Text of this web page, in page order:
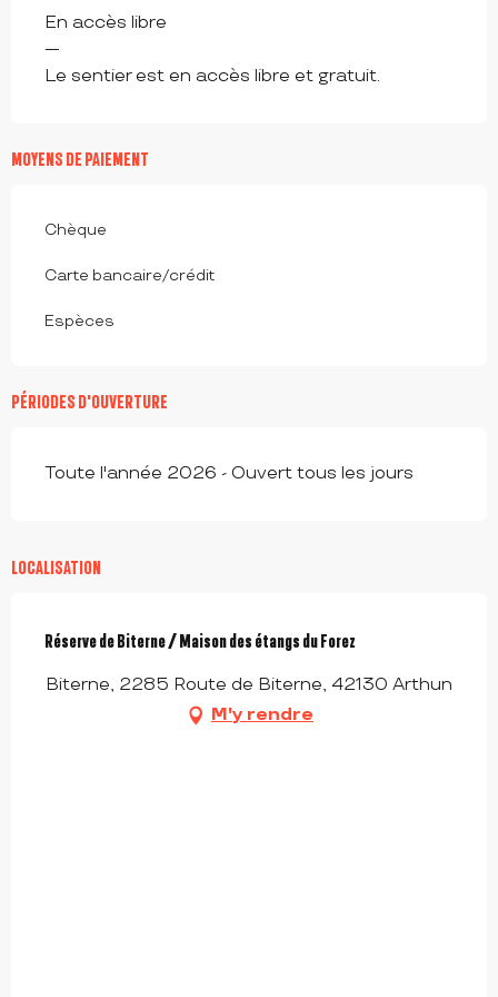
En accès libre
—
Le sentier est en accès libre et gratuit.
MOYENS DE PAIEMENT
Chèque
Carte bancaire/crédit
Espèces
PÉRIODES D'OUVERTURE
Toute l'année 2026 - Ouvert tous les jours
LOCALISATION
Réserve de Biterne / Maison des étangs du Forez
Biterne, 2285 Route de Biterne, 42130 Arthun
M'y rendre